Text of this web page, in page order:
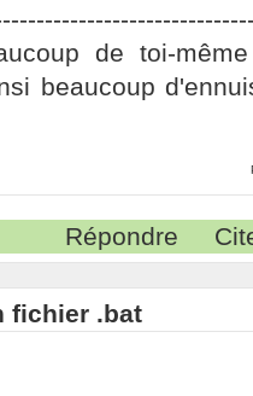
de toi-
beaucoup
Répondre
fichier .bat